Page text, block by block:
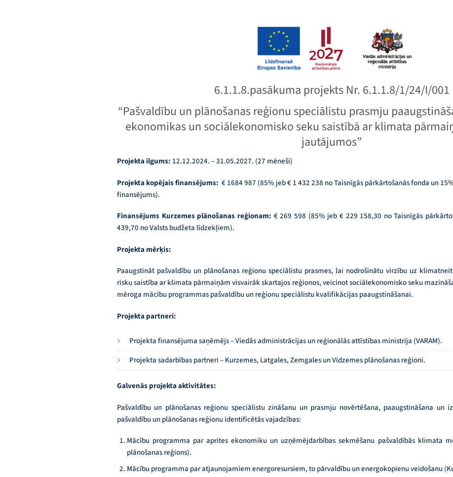
6.1.1.8.pasākuma projekts Nr. 6.1.1.8/1/24/I/001
“Pašvaldību un plānošanas reģionu speciālistu prasmju
ekonomikas un sociālekonomisko seku saistībā ar klimata
jautājumos”
Projekta ilgums: 12.12.2024. – 31.05.2027. (27 mēneši)
Projekta kopējais finansējums: € 1684 987 (85% jeb € 1 432 238 no Taisnīgās pārkārtošanās fonda un
finansējums).
Finansējums Kurzemes plānošanas reģionam: € 269 598 (85% jeb € 229 158,30 no Taisnīgās
439,70 no Valsts budžeta līdzekļiem).
Projekta mērķis:
Paaugstināt pašvaldību un plānošanas reģionu speciālistu prasmes, lai nodrošinātu virzību uz
risku saistība ar klimata pārmaiņām visvairāk skartajos reģionos, veicinot sociālekonomisko seku
mēroga mācību programmas pašvaldību un reģionu speciālistu kvalifikācijas paaugstināšanai.
Projekta partneri:
Projekta finansējuma saņēmējs – Viedās administrācijas un reģionālās attīstības ministrija (VARAM).
Projekta sadarbības partneri – Kurzemes, Latgales, Zemgales un Vidzemes plānošanas reģioni.
Galvenās projekta aktivitātes:
Pašvaldību un plānošanas reģionu speciālistu zināšanu un prasmju novērtēšana, paaugstināšana un
pašvaldību un plānošanas reģionu identificētās vajadzības:
Mācību programma par aprites ekonomiku un uzņēmējdarbības sekmēšanu pašvaldībās klimata
plānošanas reģions).
Mācību programma par atjaunojamiem energoresursiem, to pārvaldību un energokopienu veidošanu